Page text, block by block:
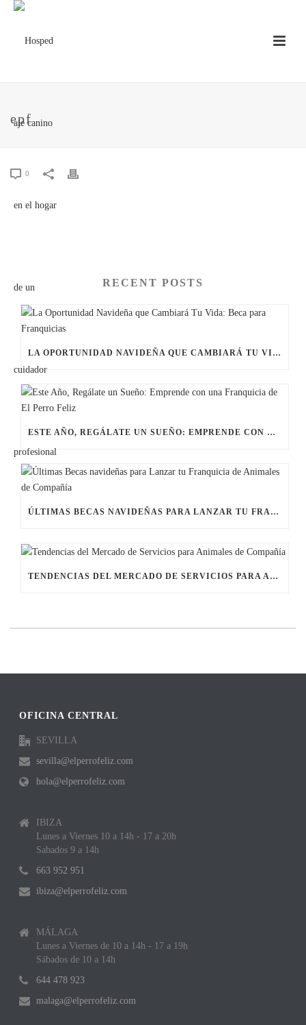
epf
0
RECENT POSTS
LA OPORTUNIDAD NAVIDEÑA QUE CAMBIARÁ TU VIDA: BECA PARA FRANQUICIAS
ESTE AÑO, REGÁLATE UN SUEÑO: EMPRENDE CON UNA FRANQUICIA DE EL PERRO FELIZ
ÚLTIMAS BECAS NAVIDEÑAS PARA LANZAR TU FRANQUICIA DE ANIMALES DE COMPAÑÍA
TENDENCIAS DEL MERCADO DE SERVICIOS PARA ANIMALES DE COMPAÑÍA
OFICINA CENTRAL
SEVILLA
sevilla@elperrofeliz.com
hola@elperrofeliz.com
IBIZA
Lunes a Viernes 10 a 14h - 17 a 20h
Sabados 9 a 14h
663 952 951
ibiza@elperrofeliz.com
MÁLAGA
Lunes a Viernes de 10 a 14h - 17 a 19h
Sábados de 10 a 14h
644 478 923
malaga@elperrofeliz.com